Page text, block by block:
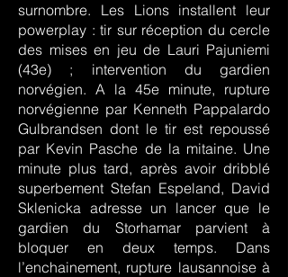
surnombre. Les Lions installent leur
powerplay : tir sur réception du cercle
des mises en jeu de Lauri Pajuniemi
(43e) ; intervention du gardien
norvégien. A la 45e minute, rupture
norvégienne par Kenneth Pappalardo
Gulbrandsen dont le tir est repoussé
par Kevin Pasche de la mitaine. Une
minute plus tard, après avoir dribblé
superbement Stefan Espeland, David
Sklenicka adresse un lancer que le
gardien du Storhamar parvient à
bloquer en deux temps. Dans
l’enchainement, rupture lausannoise à